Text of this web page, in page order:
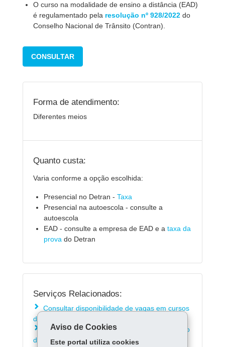
O curso na modalidade de ensino a distância (EAD)
é regulamentado pela resolução nº 928/2022 do
Conselho Nacional de Trânsito (Contran).
CONSULTAR
Forma de atendimento:
Diferentes meios
Quanto custa:
Varia conforme a opção escolhida:
Presencial no Detran -Taxa
Presencial na autoescola - consulte a
autoescola
EAD - consulte a empresa de EAD e ataxa da
prova do Detran
Serviços Relacionados:
Consultar disponibilidade de vagas em cursos
de reciclagem no Detran
Consultar informações sobre curso preventivo
de reciclagem
Aviso de Cookies
Este portal utiliza cookies